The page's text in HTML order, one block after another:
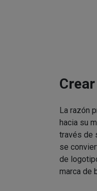
La razón
hacia su
través de
se
de
marca de